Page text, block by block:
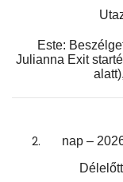
Este:
Julianna Exit
nap –